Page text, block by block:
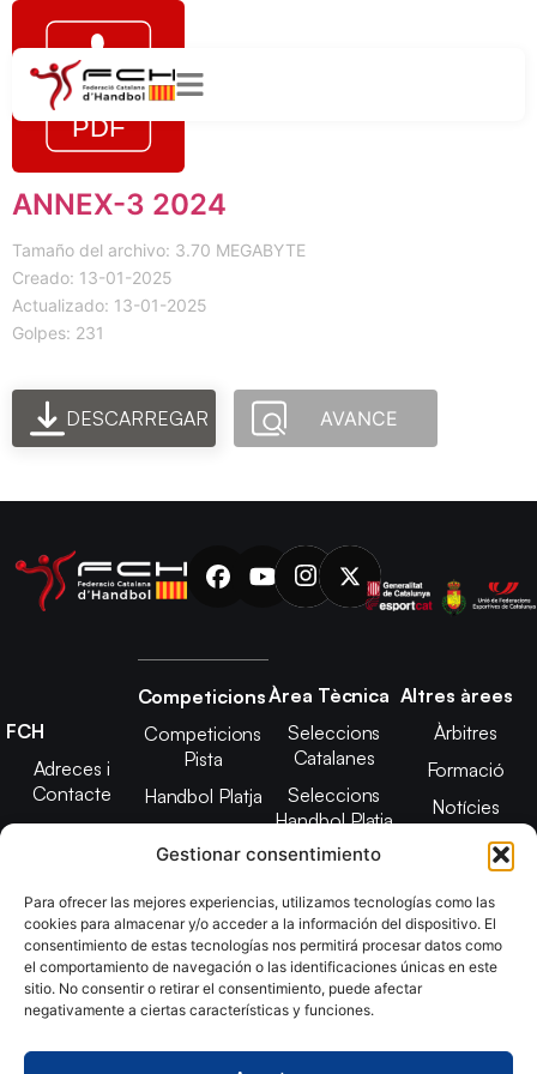
Gestionar consentimiento
Para ofrecer las mejores experiencias, utilizamos tecnologías como las
cookies para almacenar y/o acceder a la información del dispositivo. El
consentimiento de estas tecnologías nos permitirá procesar datos como
el comportamiento de navegación o las identificaciones únicas en este
sitio. No consentir o retirar el consentimiento, puede afectar
negativamente a ciertas características y funciones.
ANNEX-3 2024
Tamaño del archivo: 3.70 MEGABYTE
Creado: 13-01-2025
Actualizado: 13-01-2025
Golpes: 231
DESCARREGAR AVANCE
FCH
Adreces i
Contacte
Junta Directiva
2025
Estatuts
Transparència
Imatge
Competicions
Competicions
Pista
Handbol Platja
Àrea Tècnica
Seleccions
Catalanes
Seleccions
Handbol Platja
Tecnificació
CATH
Promoció
Altres àrees
Àrbitres
Formació
Notícies
Adreces de
contacte